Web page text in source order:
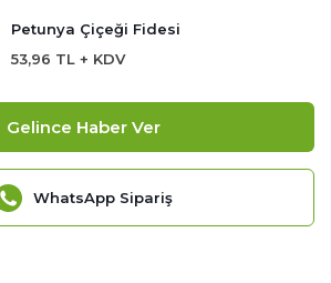
Petunya Çiçeği Fidesi
53,96 TL + KDV
Gelince Haber Ver
WhatsApp Sipariş